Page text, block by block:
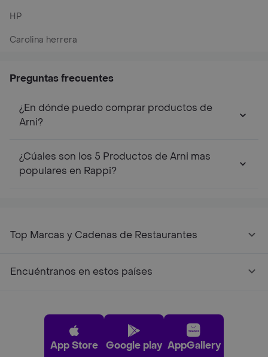
HP
Carolina herrera
Preguntas frecuentes
¿En dónde puedo comprar productos de
Arni?
¿Cúales son los 5 Productos de Arni mas
populares en Rappi?
Top Marcas y Cadenas de Restaurantes
Encuéntranos en estos países
App Store Google play AppGallery